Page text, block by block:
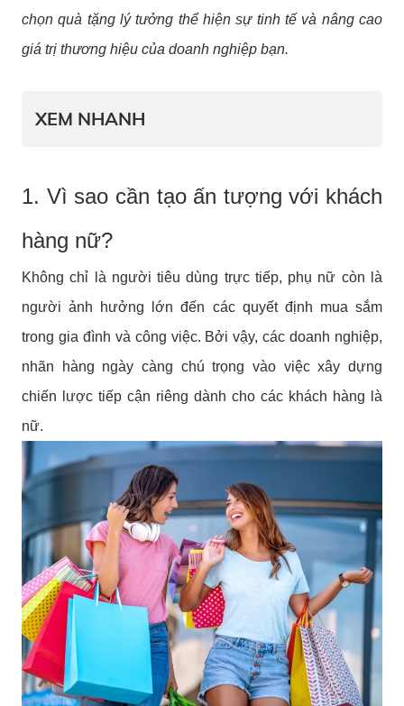
chọn quà tặng lý tưởng thể hiện sự tinh tế và nâng cao
giá trị thương hiệu của doanh nghiệp bạn.
XEM NHANH
1. Vì sao cần tạo ấn tượng với khách
hàng nữ?
Không chỉ là người tiêu dùng trực tiếp, phụ nữ còn là
người ảnh hưởng lớn đến các quyết định mua sắm
trong gia đình và công việc. Bởi vậy, các doanh nghiệp,
nhãn hàng ngày càng chú trọng vào việc xây dựng
chiến lược tiếp cận riêng dành cho các khách hàng là
nữ.